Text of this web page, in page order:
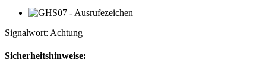
Signalwort: Achtung
Sicherheitshinweise: